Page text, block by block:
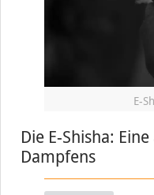
E-
Die E-Shisha:
Dampfens